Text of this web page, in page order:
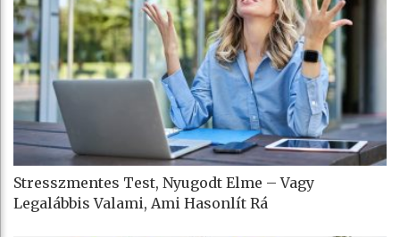
Stresszmentes Test, Nyugodt Elme – Vagy
Legalábbis Valami, Ami Hasonlít Rá